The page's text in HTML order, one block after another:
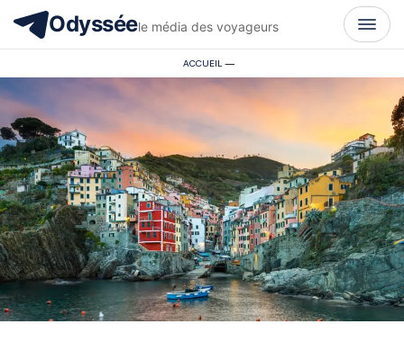
Odysséele média des voyageurs
ACCUEIL —